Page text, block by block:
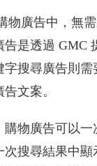
物廣告中，無
告是透過 GMC
字搜尋廣告則
文案。
購物廣告可以
次搜尋結果中顯